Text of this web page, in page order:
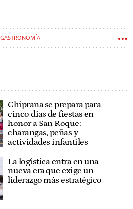
GASTRONOMÍA
Chiprana se prepara para
cinco días de fiestas en
honor a San Roque:
charangas, peñas y
actividades infantiles
La logística entra en una
nueva era que exige un
liderazgo más estratégico